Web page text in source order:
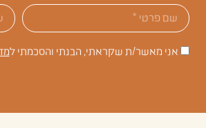
אני מאשר/ת שקראתי, הבנתי והסכמתי ל